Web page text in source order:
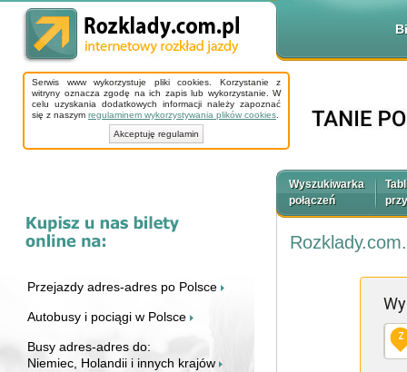
Serwis www wykorzystuje pliki cookies. Korzystanie z
witryny oznacza zgodę na ich zapis lub wykorzystanie. W
celu uzyskania dodatkowych informacji należy zapoznać
się z naszym regulaminem wykorzystywania plików cookies
Akceptuję regulamin
Przejazdy adres-adres po Polsce
Autobusy i pociągi w Polsce
Busy adres-adres do:
Niemiec, Holandii i innych krajów
Wyszukiwarka
połączeń
Z